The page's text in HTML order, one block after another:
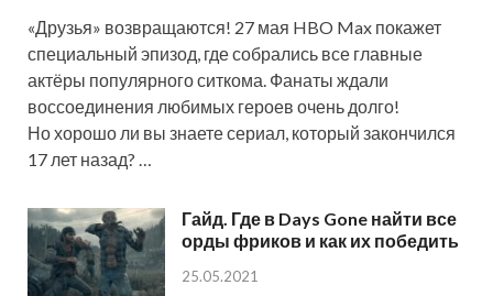
«Друзья» возвращаются! 27 мая HBO Max покажет
специальный эпизод, где собрались все главные
актёры популярного ситкома. Фанаты ждали
воссоединения любимых героев очень долго!
Но хорошо ли вы знаете сериал, который закончился
17 лет назад? …
Гайд. Где в Days Gone найти все
орды фриков и как их победить
25.05.2021